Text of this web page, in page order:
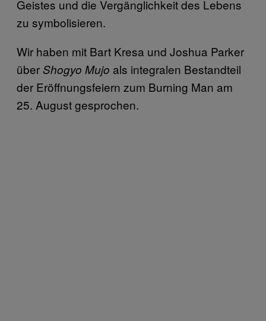
Geistes und die Vergänglichkeit des Lebens
zu symbolisieren.
Wir haben mit Bart Kresa und Joshua Parker
überShogyo Mujo als integralen Bestandteil
der Eröffnungsfeiern zum Burning Man am
25. August gesprochen.